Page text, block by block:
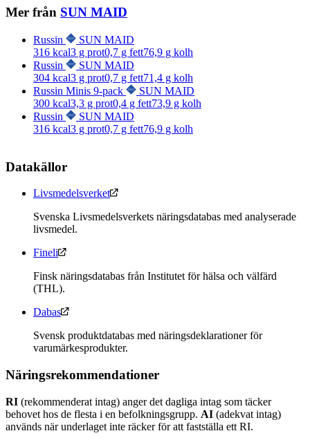
Mer från SUN MAID
Russin
SUN MAID
316 kcal3 g prot0,7 g fett76,9 g kolh
Russin
SUN MAID
304 kcal3 g prot0,7 g fett71,4 g kolh
Russin Minis 9-pack
SUN MAID
300 kcal3,3 g prot0,4 g fett73,9 g kolh
Russin
SUN MAID
316 kcal3 g prot0,7 g fett76,9 g kolh
Datakällor
Livsmedelsverket
Svenska Livsmedelsverkets näringsdatabas med analyserade
livsmedel.
Fineli
Finsk näringsdatabas från Institutet för hälsa och välfärd
(THL).
Dabas
Svensk produktdatabas med näringsdeklarationer för
varumärkesprodukter.
Näringsrekommendationer
RI (rekommenderat intag) anger det dagliga intag som täcker
behovet hos de flesta i en befolkningsgrupp. AI (adekvat intag)
används när underlaget inte räcker för att fastställa ett RI.